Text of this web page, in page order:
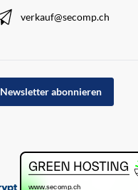
verkauf@secomp.ch
Newsletter abonnieren